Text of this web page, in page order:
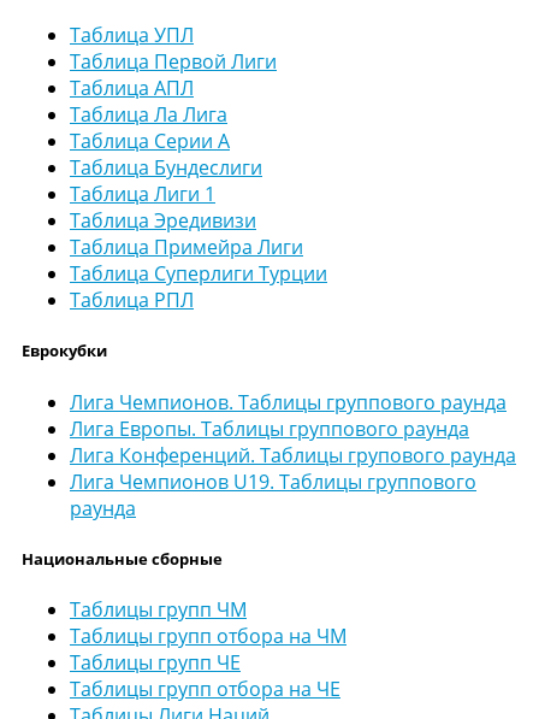
Таблица УПЛ
Таблица Первой Лиги
Таблица АПЛ
Таблица Ла Лига
Таблица Серии А
Таблица Бундеслиги
Таблица Лиги 1
Таблица Эредивизи
Таблица Примейра Лиги
Таблица Суперлиги Турции
Таблица РПЛ
Еврокубки
Лига Чемпионов. Таблицы группового раунда
Лига Европы. Таблицы группового раунда
Лига Конференций. Таблицы групового раунда
Лига Чемпионов U19. Таблицы группового
раунда
Национальные сборные
Таблицы групп ЧМ
Таблицы групп отбора на ЧМ
Таблицы групп ЧЕ
Таблицы групп отбора на ЧЕ